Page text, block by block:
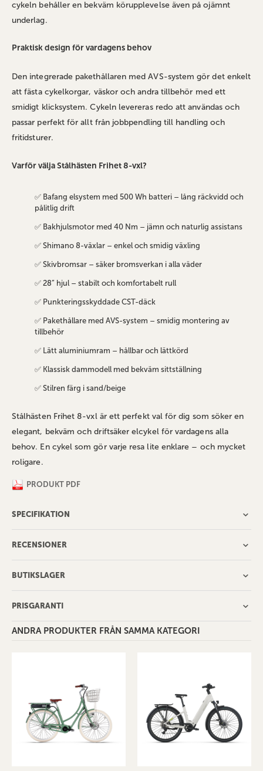
cykeln behåller en bekväm körupplevelse även på ojämnt
underlag.
Praktisk design för vardagens behov
Den integrerade pakethållaren med AVS-system gör det enkelt
att fästa cykelkorgar, väskor och andra tillbehör med ett
smidigt klicksystem. Cykeln levereras redo att användas och
passar perfekt för allt från jobbpendling till handling och
fritidsturer.
Varför välja Stålhästen Frihet 8-vxl?
✅ Bafang elsystem med 500 Wh batteri – lång räckvidd och
pålitlig drift
✅ Bakhjulsmotor med 40 Nm – jämn och naturlig assistans
✅ Shimano 8-växlar – enkel och smidig växling
✅ Skivbromsar – säker bromsverkan i alla väder
✅ 28” hjul – stabilt och komfortabelt rull
✅ Punkteringsskyddade CST-däck
✅ Pakethållare med AVS-system – smidig montering av
tillbehör
✅ Lätt aluminiumram – hållbar och lättkörd
✅ Klassisk dammodell med bekväm sittställning
✅ Stilren färg i sand/beige
Stålhästen Frihet 8-vxl är ett perfekt val för dig som söker en
elegant, bekväm och driftsäker elcykel för vardagens alla
behov. En cykel som gör varje resa lite enklare – och mycket
roligare.
PRODUKT PDF
SPECIFIKATION
RECENSIONER
BUTIKSLAGER
PRISGARANTI
ANDRA PRODUKTER FRÅN SAMMA KATEGORI